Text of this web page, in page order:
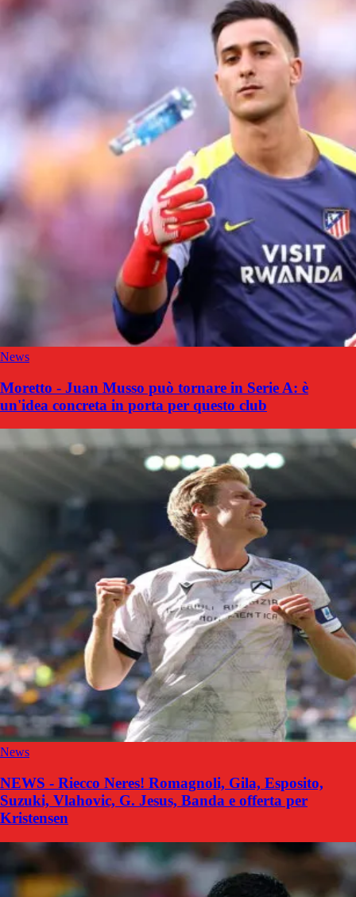
News
Moretto - Juan Musso può tornare in Serie A: è
un'idea concreta in porta per questo club
News
NEWS - Riecco Neres! Romagnoli, Gila, Esposito,
Suzuki, Vlahovic, G. Jesus, Banda e offerta per
Kristensen